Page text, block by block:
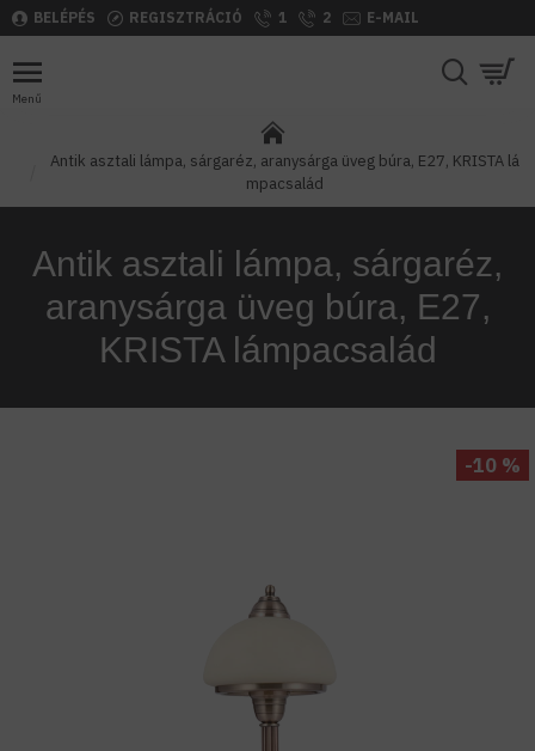
BELÉPÉS REGISZTRÁCIÓ 1 2 E-MAIL
Antik asztali lámpa, sárgaréz, aranysárga üveg búra, E27, KRISTA lá
mpacsalád
Antik asztali lámpa, sárgaréz,
aranysárga üveg búra, E27,
KRISTA lámpacsalád
-10 %